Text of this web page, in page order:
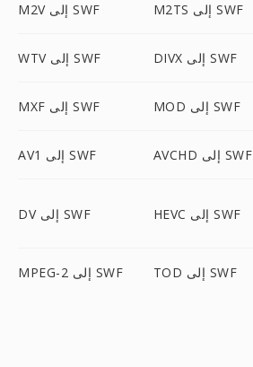
M2V إلى SWF M2TS إلى SWF
WTV إلى SWF DIVX إلى SWF
MXF إلى SWF MOD إلى SWF
AV1 إلى SWF AVCHD إلى SWF
DV إلى SWF HEVC إلى SWF
MPEG-2 إلى SWF TOD إلى SWF